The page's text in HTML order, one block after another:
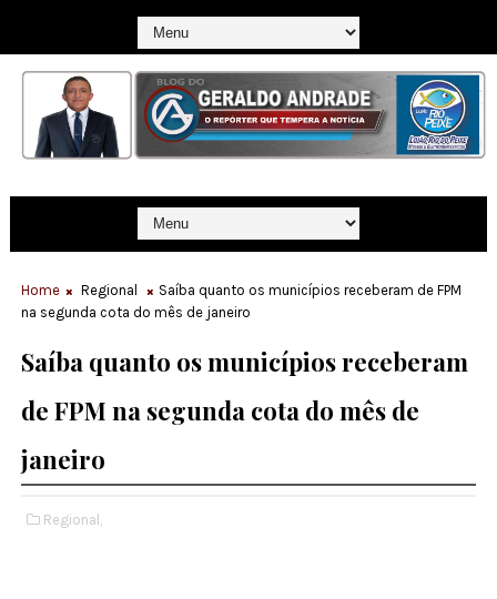
Home Regional
Saíba quanto os municípios receberam de FPM
na segunda cota do mês de janeiro
Saíba quanto os municípios receberam
de FPM na segunda cota do mês de
janeiro
Regional,